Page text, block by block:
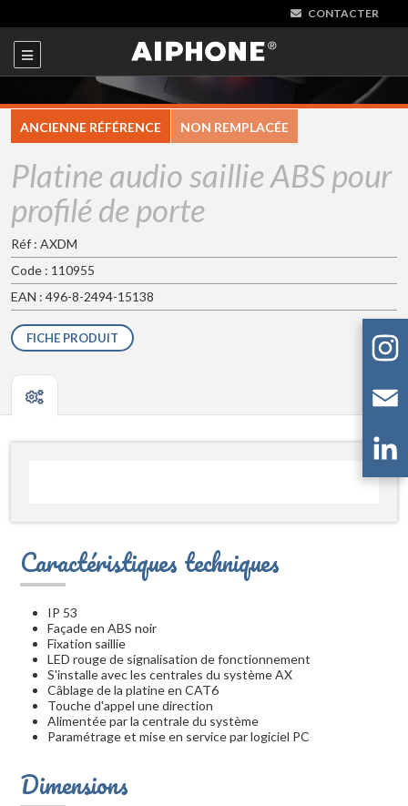
CONTACTER
ANCIENNE RÉFÉRENCE NON REMPLACÉE
Platine audio saillie ABS pour
profilé de porte
Réf : AXDM
Code : 110955
EAN : 496-8-2494-15138
FICHE PRODUIT
Caractéristiques techniques
IP 53
Façade en ABS noir
Fixation saillie
LED rouge de signalisation de fonctionnement
S'installe avec les centrales du système AX
Câblage de la platine en CAT6
Touche d'appel une direction
Alimentée par la centrale du système
Paramétrage et mise en service par logiciel PC
Dimensions